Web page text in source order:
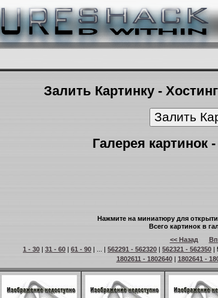
Залить Картинку -
Галерея картинок
Нажмите на миниатюру для
Всего картинок в
<< Назад
1 - 30 | 31 - 60 | 61 - 90 | ... | 562291 - 562320 | 562321 - 562350 |
1802611 - 1802640| 1802641 -